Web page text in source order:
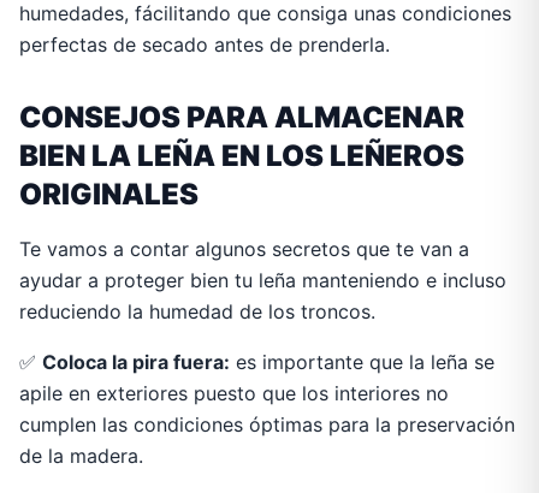
humedades, fácilitando que consiga unas condiciones
perfectas de secado antes de prenderla.
CONSEJOS PARA ALMACENAR
BIEN LA LEÑA EN LOS LEÑEROS
ORIGINALES
Te vamos a contar algunos secretos que te van a
ayudar a proteger bien tu leña manteniendo e incluso
reduciendo la humedad de los troncos.
✅ Coloca la pira fuera: es importante que la leña se
apile en exteriores puesto que los interiores no
cumplen las condiciones óptimas para la preservación
de la madera.